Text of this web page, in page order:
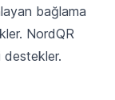
bağlama
NordQR
destekler.